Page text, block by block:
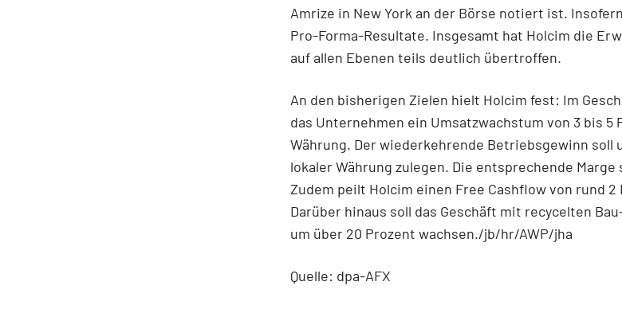
Amrize in New York an der Börse notiert ist.
Pro-Forma-Resultate. Insgesamt hat Holcim die
auf allen Ebenen teils deutlich übertroffen.
An den bisherigen Zielen hielt Holcim fest: Im
das Unternehmen ein Umsatzwachstum von 3 bis 5
Währung. Der wiederkehrende Betriebsgewinn soll
lokaler Währung zulegen. Die entsprechende
Zudem peilt Holcim einen Free Cashflow von rund 2
Darüber hinaus soll das Geschäft mit recycelten
um über 20 Prozent wachsen./jb/hr/AWP/jha
Quelle: dpa-AFX